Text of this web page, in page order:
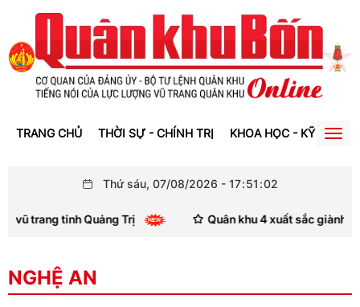
TRANG CHỦ THỜI SỰ - CHÍNH TRỊ KHOA HỌC - KỸ THUẬT
Thứ sáu, 07/08/2026 - 17:51 :03
trang tỉnh Quảng Trị Quân khu 4 xuất sắc giành giải
NGHỆ AN